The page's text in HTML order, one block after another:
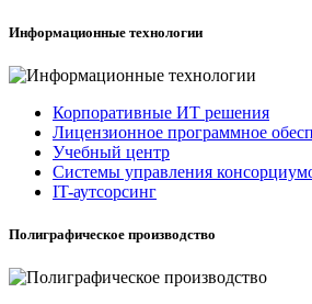
Информационные технологии
Корпоративные ИТ решения
Лицензионное программное
Учебный центр
Системы управления
IT-аутсорсинг
Полиграфическое производство